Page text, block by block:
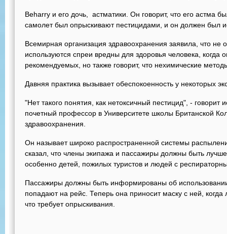
Beharry и его дочь, астматики. Он говорит, что его астма
самолет был опрыскивают пестицидами, и он должен был
Всемирная организация здравоохранения заявила, что не
используются спреи вредны для здоровья человека, когда
рекомендуемых, но также говорит, что нехимические
Давняя практика вызывает обеспокоенность у некоторых
"Нет такого понятия, как нетоксичный пестицид", - говорит
почетный профессор в Университете школы Британской
здравоохранения.
Он называет широко распространенной системы
сказал, что члены экипажа и пассажиры должны быть
особенно детей, пожилых туристов и людей с
Пассажиры должны быть информированы об
попадают на рейс. Теперь она приносит маску с ней, когда
что требует опрыскивания.